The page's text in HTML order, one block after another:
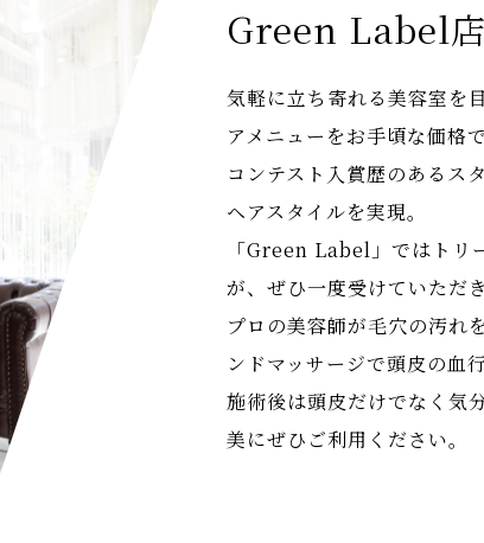
Green Label店
気軽に立ち寄れる美容室を
アメニューをお手頃な価格
コンテスト入賞歴のあるス
ヘアスタイルを実現。
「Green Label」ではトリ
が、ぜひ一度受けていただ
プロの美容師が毛穴の汚れ
ンドマッサージで頭皮の血
施術後は頭皮だけでなく気
美にぜひご利用ください。